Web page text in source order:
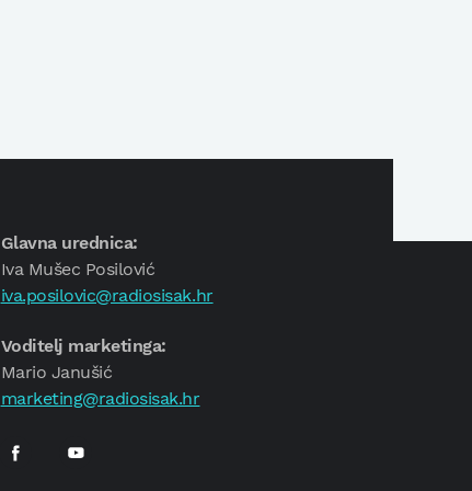
Glavna urednica:
Iva Mušec Posilović
iva.posilovic@radiosisak.hr
Voditelj marketinga:
Mario Janušić
marketing@radiosisak.hr